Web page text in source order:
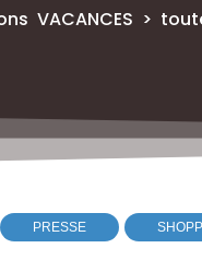
VACANCES >
PRESSE